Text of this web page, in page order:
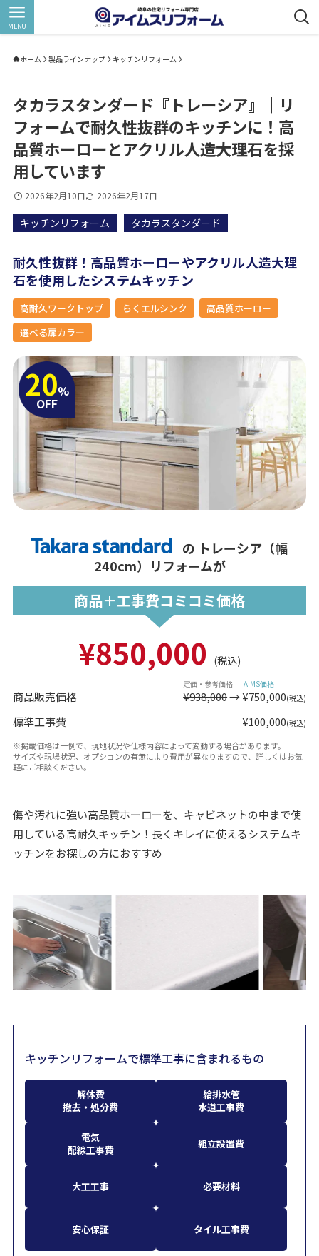
MENU
ホーム 製品ラインナップ キッチンリフォーム
タカラスタンダード『トレーシア』｜リ
フォームで耐久性抜群のキッチンに！高
品質ホーローとアクリル人造大理石を採
用しています
2026年2月10日 2026年2月17日
キッチンリフォーム タカラスタンダード
耐久性抜群！高品質ホーローやアクリル人造大理
石を使用したシステムキッチン
高耐久ワークトップ らくエルシンク
高品質ホーロー
選べる扉カラー
20%
OFF
の トレーシア（幅
240cm）リフォームが
商品＋工事費コミコミ価格
¥850,000 (税込)
商品販売価格 ¥938,000→ ¥750,000(税込)
標準工事費 ¥100,000(税込)
※掲載価格は一例で、現地状況や仕様内容によって変動する場合があります。
サイズや現場状況、オプションの有無により費用が異なりますので、詳しくはお気
軽にご相談ください。
傷や汚れに強い高品質ホーローを、キャビネットの中まで使
用している高耐久キッチン！長くキレイに使えるシステムキ
ッチンをお探しの方におすすめ
キッチンリフォームで標準工事に含まれるもの
解体費
撤去・処分費
給排水管
水道工事費
電気
配線工事費
組立設置費
大工工事 必要材料
安心保証 タイル工事費